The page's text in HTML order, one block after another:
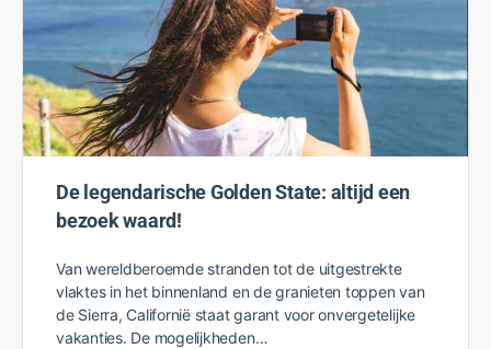
De legendarische Golden State: altijd een
bezoek waard!
Van wereldberoemde stranden tot de uitgestrekte
vlaktes in het binnenland en de granieten toppen van
de Sierra, Californië staat garant voor onvergetelijke
vakanties. De mogelijkheden…